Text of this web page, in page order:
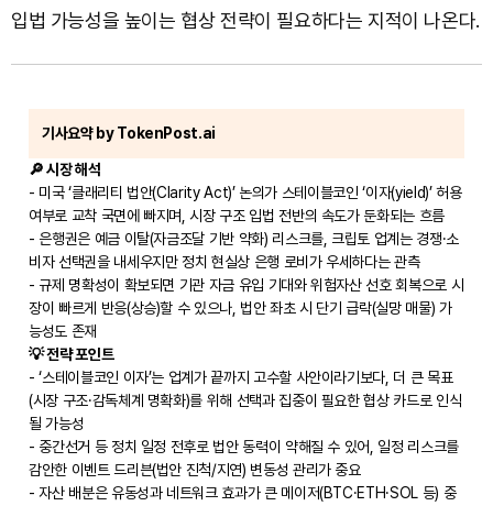
입법 가능성을 높이는 협상 전략이 필요하다는 지적이 나온다.
기사요약 by TokenPost.ai
🔎 시장 해석
- 미국 ‘클래리티 법안(Clarity Act)’ 논의가 스테이블코인 ‘이자(yield)’ 허용
여부로 교착 국면에 빠지며, 시장 구조 입법 전반의 속도가 둔화되는 흐름
- 은행권은 예금 이탈(자금조달 기반 약화) 리스크를, 크립토 업계는 경쟁·소
비자 선택권을 내세우지만 정치 현실상 은행 로비가 우세하다는 관측
- 규제 명확성이 확보되면 기관 자금 유입 기대와 위험자산 선호 회복으로 시
장이 빠르게 반응(상승)할 수 있으나, 법안 좌초 시 단기 급락(실망 매물) 가
능성도 존재
💡 전략 포인트
- ‘스테이블코인 이자’는 업계가 끝까지 고수할 사안이라기보다, 더 큰 목표
(시장 구조·감독체계 명확화)를 위해 선택과 집중이 필요한 협상 카드로 인식
될 가능성
- 중간선거 등 정치 일정 전후로 법안 동력이 약해질 수 있어, 일정 리스크를
감안한 이벤트 드리븐(법안 진척/지연) 변동성 관리가 중요
- 자산 배분은 유동성과 네트워크 효과가 큰 메이저(BTC·ETH·SOL 등) 중